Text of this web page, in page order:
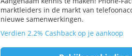
marktleiders in de markt van
nieuwe samenwerkingen.
Verdien 2.2% Cashback op je aankoop